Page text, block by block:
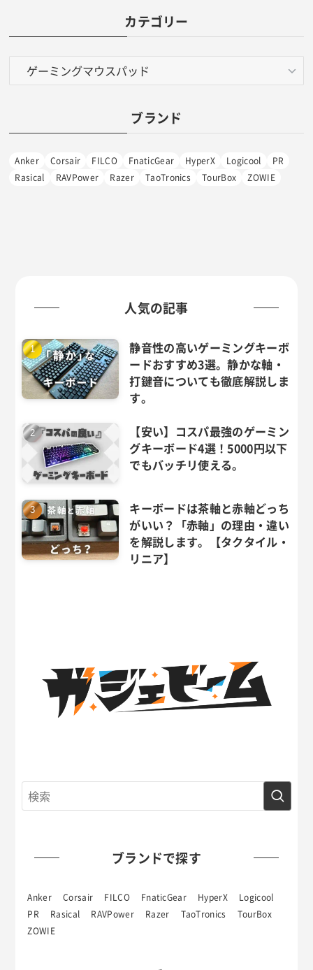
カテゴリー
テ
ー
ブランド
Anker Corsair FILCO FnaticGear HyperX Logicool
PR
Rasical
RAVPower Razer TaoTronics TourBox ZOWIE
人気の記事
静音性の高いゲーミングキーボ
ードおすすめ3選。静かな軸・
打鍵音についても徹底解説しま
す。
【安い】コスパ最強のゲーミン
グキーボード4選！5000円以下
でもバッチリ使える。
キーボードは茶軸と赤軸どっち
がいい？「赤軸」の理由・違い
を解説します。【タクタイル・
リニア】
ブランドで探す
Anker Corsair FILCO FnaticGear HyperX
Logicool
PR
Rasical RAVPower Razer TaoTronics
TourBox
ZOWIE